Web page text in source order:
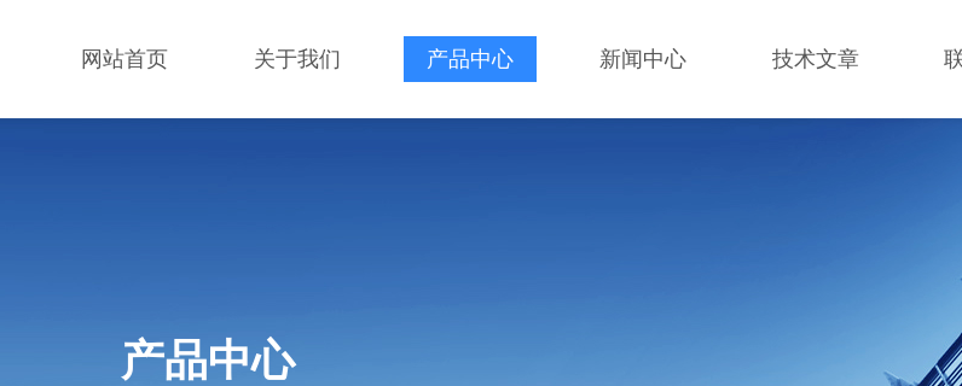
网站首页 关于我们 产品中心 新闻中心 技术文章
产品中心